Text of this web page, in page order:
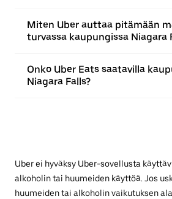
Miten Uber auttaa pitämään
turvassa kaupungissa Niagara
Onko Uber Eats saatavilla
Niagara Falls?
Uber ei hyväksy Uber-sovellusta
alkoholin tai huumeiden käyttöä. Jos
huumeiden tai alkoholin vaikutuksen